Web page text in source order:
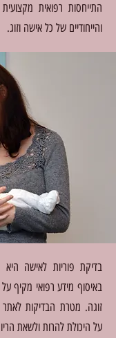
התייחסות רפואית
והייחודיים של כל אישה וזוג.
בדיקת פוריות לאישה
באיסוף מידע רפואי מקיף
זוגה. מטרת הבדיקות
על היכולת להרות ולשאת